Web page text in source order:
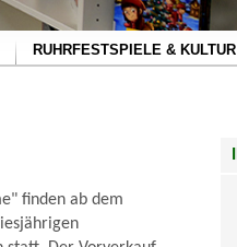
RUHRFESTSPIELE & KULTUR
finden ab dem